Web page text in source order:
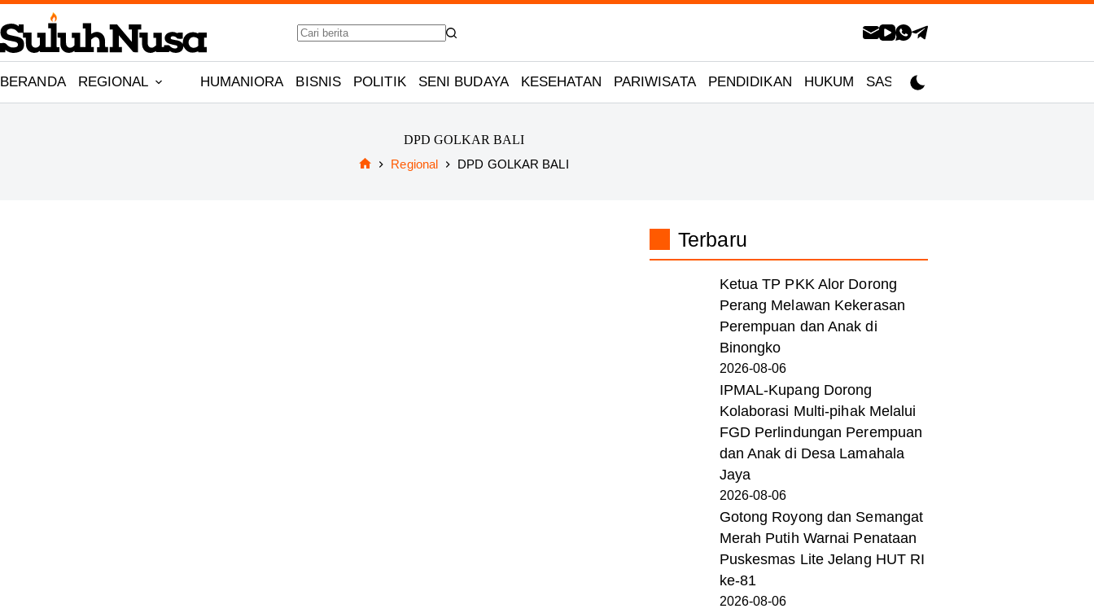
Skip
to
content
No
BERANDA REGIONAL HUMANIORA BISNIS POLITIK SENI BUDAYA KESEHATAN PARIWISATA PENDIDIKAN HUKUM SASTRA
DPD GOLKAR BALI
Regional DPD GOLKAR BALI
Terbaru
Ketua TP PKK Alor Dorong
Perang Melawan Kekerasan
Perempuan dan Anak di
Binongko
2026-08-06
IPMAL-Kupang Dorong
Kolaborasi Multi-pihak Melalui
FGD Perlindungan Perempuan
dan Anak di Desa Lamahala
Jaya
2026-08-06
Gotong Royong dan Semangat
Merah Putih Warnai Penataan
Puskesmas Lite Jelang HUT RI
ke-81
2026-08-06